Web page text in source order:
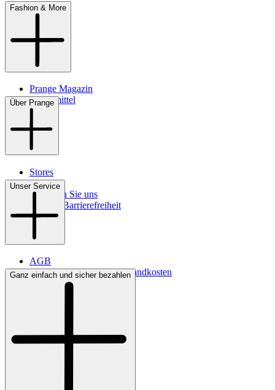
Fashion & More
Prange Magazin
Pflegemittel
Über Prange
Stores
Kontakt
So finden Sie uns
Digitale Barrierefreiheit
Unser Service
AGB
Lieferbedingungen & Versandkosten
Bezahlung
Ganz einfach und sicher bezahlen